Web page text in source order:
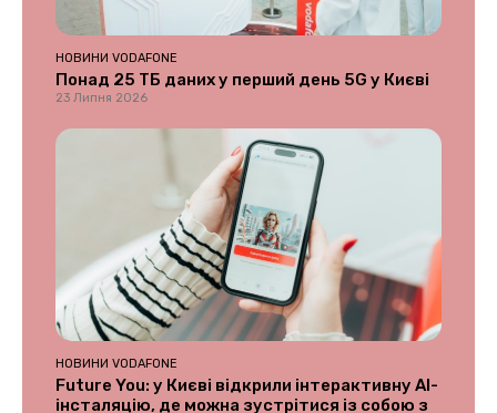
НОВИНИ VODAFONE
Понад 25 ТБ даних у перший день 5G у Києві
23 Липня 2026
НОВИНИ VODAFONE
Future You: у Києві відкрили інтерактивну AI-
інсталяцію, де можна зустрітися із собою з